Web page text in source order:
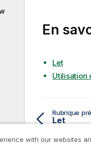
En
Let
Utilisation
Rubrique
Let
with our websites